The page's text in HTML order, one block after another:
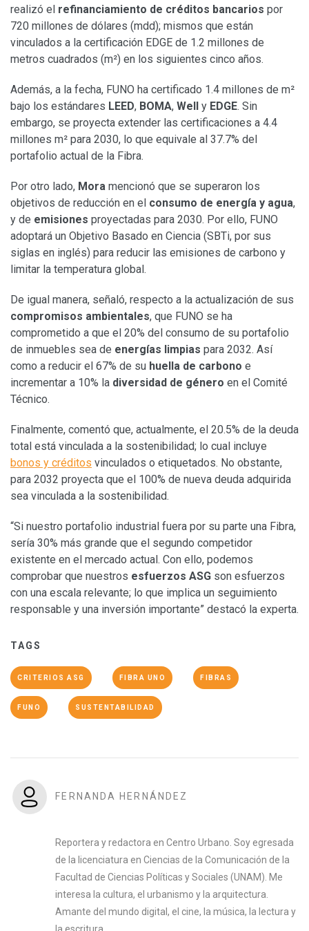
realizó el refinanciamiento de créditos bancarios por
720 millones de dólares (mdd); mismos que están
vinculados a la certificación EDGE de 1.2 millones de
metros cuadrados (m²) en los siguientes cinco años.
Además, a la fecha, FUNO ha certificado 1.4 millones de m²
bajo los estándares LEED, BOMA, Well y EDGE. Sin
embargo, se proyecta extender las certificaciones a 4.4
millones m² para 2030, lo que equivale al 37.7% del
portafolio actual de la Fibra.
Por otro lado, Mora mencionó que se superaron los
objetivos de reducción en el consumo de energía y agua,
y de emisiones proyectadas para 2030. Por ello, FUNO
adoptará un Objetivo Basado en Ciencia (SBTi, por sus
siglas en inglés) para reducir las emisiones de carbono y
limitar la temperatura global.
De igual manera, señaló, respecto a la actualización de sus
compromisos ambientales, que FUNO se ha
comprometido a que el 20% del consumo de su portafolio
de inmuebles sea de energías limpias para 2032. Así
como a reducir el 67% de su huella de carbono e
incrementar a 10% la diversidad de género en el Comité
Técnico.
Finalmente, comentó que, actualmente, el 20.5% de la deuda
total está vinculada a la sostenibilidad; lo cual incluye
bonos y créditos vinculados o etiquetados. No obstante,
para 2032 proyecta que el 100% de nueva deuda adquirida
sea vinculada a la sostenibilidad.
“Si nuestro portafolio industrial fuera por su parte una Fibra,
sería 30% más grande que el segundo competidor
existente en el mercado actual. Con ello, podemos
comprobar que nuestros esfuerzos ASG son esfuerzos
con una escala relevante; lo que implica un seguimiento
responsable y una inversión importante” destacó la experta.
TAGS
CRITERIOS ASG FIBRA UNO FIBRAS
FUNO SUSTENTABILIDAD
FERNANDA HERNÁNDEZ
Reportera y redactora en Centro Urbano. Soy egresada
de la licenciatura en Ciencias de la Comunicación de la
Facultad de Ciencias Políticas y Sociales (UNAM). Me
interesa la cultura, el urbanismo y la arquitectura.
Amante del mundo digital, el cine, la música, la lectura y
la escritura.